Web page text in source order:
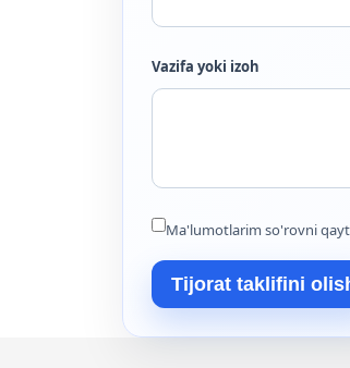
Vazifa yoki izoh
Ma'lumotlarim so'rovni
Tijorat taklifini